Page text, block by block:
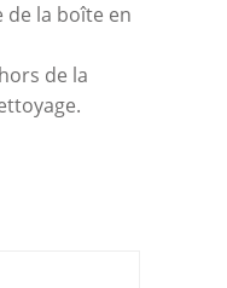
de la boîte en
de la